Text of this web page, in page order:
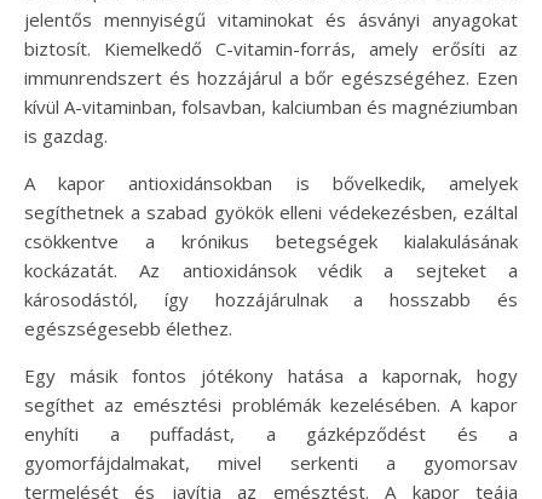
jelentős mennyiségű vitaminokat és ásványi anyagokat
biztosít. Kiemelkedő C-vitamin-forrás, amely erősíti az
immunrendszert és hozzájárul a bőr egészségéhez. Ezen
kívül A-vitaminban, folsavban, kalciumban és magnéziumban
is gazdag.
A kapor antioxidánsokban is bővelkedik, amelyek
segíthetnek a szabad gyökök elleni védekezésben, ezáltal
csökkentve a krónikus betegségek kialakulásának
kockázatát. Az antioxidánsok védik a sejteket a
károsodástól, így hozzájárulnak a hosszabb és
egészségesebb élethez.
Egy másik fontos jótékony hatása a kapornak, hogy
segíthet az emésztési problémák kezelésében. A kapor
enyhíti a puffadást, a gázképződést és a
gyomorfájdalmakat, mivel serkenti a gyomorsav
termelését és javítja az emésztést. A kapor teája